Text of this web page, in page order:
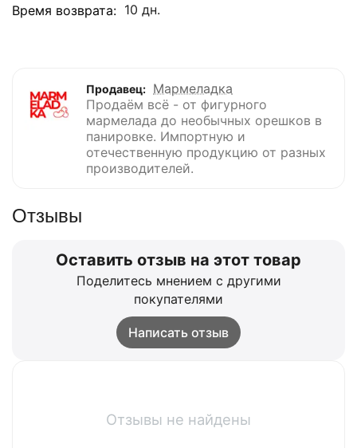
Время возврата: 10 дн.
Продавец: Мармеладка
Продаём всё - от фигурного
мармелада до необычных орешков в
панировке. Импортную и
отечественную продукцию от разных
производителей.
Отзывы
Оставить отзыв на этот товар
Поделитесь мнением с другими
покупателями
Написать отзыв
Отзывы не найдены